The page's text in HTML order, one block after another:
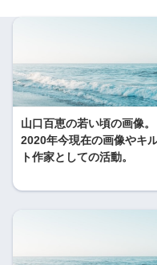
山口百恵の若い頃の画像。
2020年今現在の画像やキ
ト作家としての活動。